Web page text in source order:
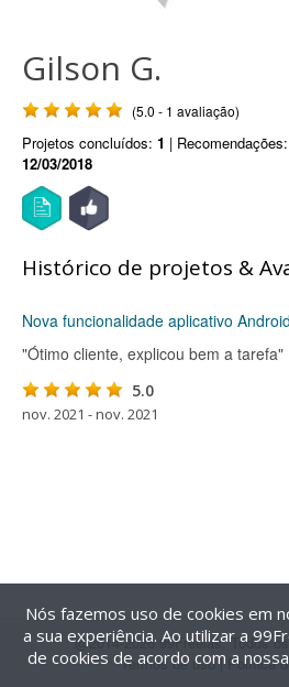
Gilson G.
(5.0 - 1 avaliação)
Projetos concluídos: 1 | Recomendações:
12/03/2018
Histórico de projetos &
Nova funcionalidade aplicativo Android
"Ótimo cliente, explicou bem a tarefa"
5.0
nov. 2021 - nov. 2021
@2014-2026 99Freelas. Todos
Termos de uso| Política
Nós fazemos uso de cookies em
a sua experiência. Ao utilizar a
de cookies de acordo com a nossa